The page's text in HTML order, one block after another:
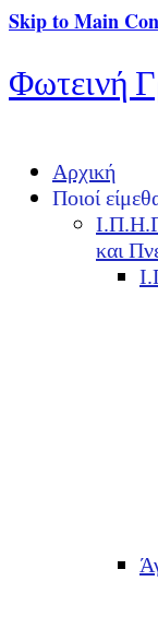
Skip to Main
Φωτεινή
Αρχική
Ποιοί
και